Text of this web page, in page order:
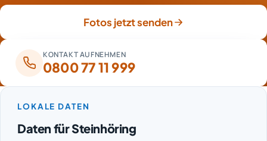
Fotos jetzt senden
KONTAKT AUFNEHMEN
0800 77 11 999
LOKALE DATEN
Daten für Steinhöring